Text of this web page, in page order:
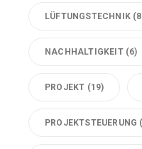
LÜFTUNGSTECHNIK
NACHHALTIGKEIT(6)
PROJEKT (19)
PROJEKTSTEUERUNG